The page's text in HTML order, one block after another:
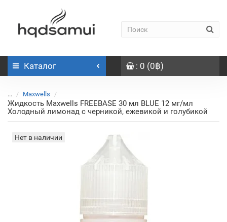
Каталог : 0 (0฿)
... Maxwells
Жидкость Maxwells FREEBASE 30 мл BLUE 12 мг/мл
Холодный лимонад с черникой, ежевикой и голубикой
Нет в наличии